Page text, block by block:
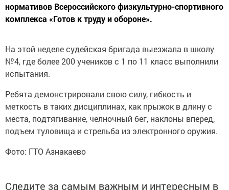
нормативов Всероссийского физкультурно-спортивного
комплекса «Готов к труду и обороне».
На этой неделе судейская бригада выезжала в школу
№4, где более 200 учеников с 1 по 11 класс выполнили
испытания.
Ребята демонстрировали свою силу, гибкость и
меткость в таких дисциплинах, как прыжок в длину с
места, подтягивание, челночный бег, наклоны вперед,
подъем туловища и стрельба из электронного оружия.
Фото: ГТО Азнакаево
Следите за самым важным и интересным в